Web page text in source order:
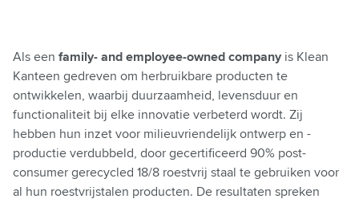
Als een family- and employee-owned company is Klean
Kanteen gedreven om herbruikbare producten te
ontwikkelen, waarbij duurzaamheid, levensduur en
functionaliteit bij elke innovatie verbeterd wordt. Zij
hebben hun inzet voor milieuvriendelijk ontwerp en -
productie verdubbeld, door gecertificeerd 90% post-
consumer gerecycled 18/8 roestvrij staal te gebruiken voor
al hun roestvrijstalen producten. De resultaten spreken